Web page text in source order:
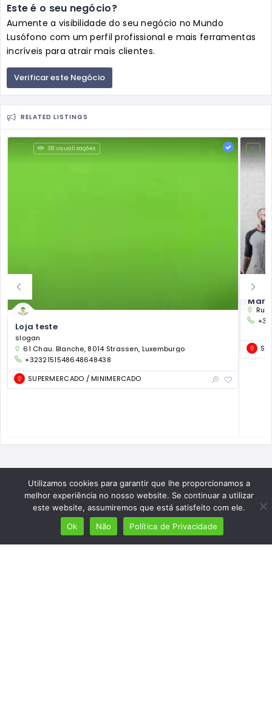
Este é o seu negócio?
Aumente a visibilidade do seu negócio no Mundo
Lusófono com um perfil profissional e mais ferramentas
incríveis para atrair mais clientes.
Verificar este Negócio
RELATED LISTINGS
38 visualizações
Loja teste
slogan
61 Chau. Blanche, 8014 Strassen, Luxemburgo
+3232151548648648438
SUPERMERCADO / MINIMERCADO
Utilizamos cookies para garantir que lhe proporcionamos a
melhor experiência no nosso website. Se continuar a utilizar
este website, assumiremos que está satisfeito com ele.
Ok
Não Política de Privacidade